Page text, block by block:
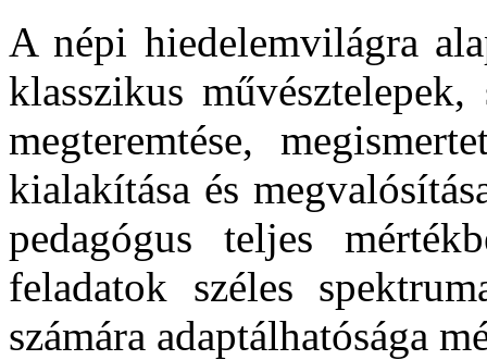
A népi hiedelemvilágra
klasszikus
megteremtése,
kialakítása és
pedagógus teljes
feladatok széles
számára adaptálhatósága